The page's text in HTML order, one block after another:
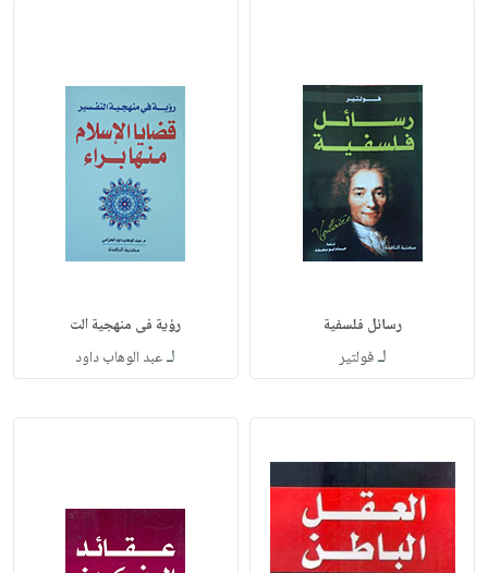
رسائل فلسفية
لـفولتير
رؤية فى منهجية الت
لـعبد الوهاب داود